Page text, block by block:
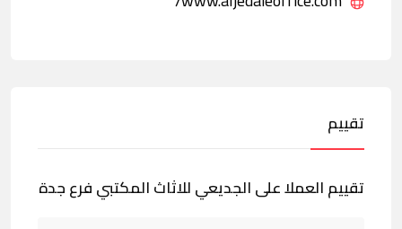
تقييم
تقييم العملا على الجديعي للاثاث المكتبي فرع جدة